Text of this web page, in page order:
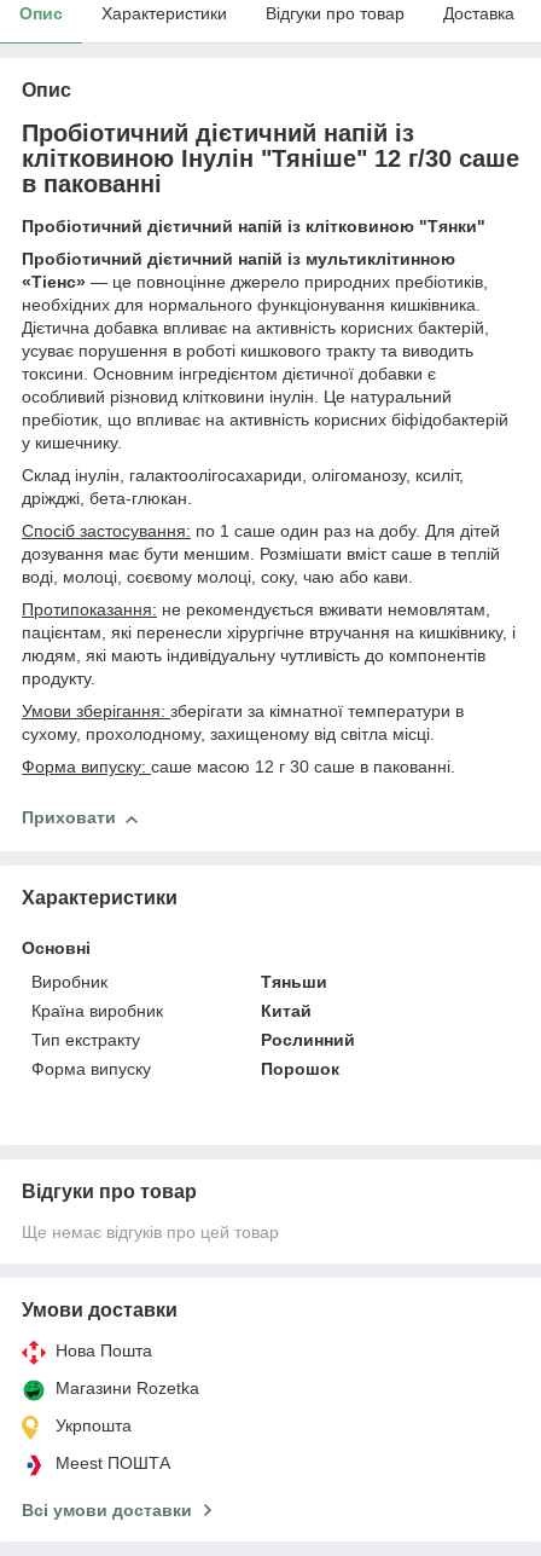
Опис Характеристики Відгуки про товар Доставка
Опис
Пробіотичний дієтичний напій із
клітковиною Інулін "Тяніше" 12 г/30 саше
в пакованні
Пробіотичний дієтичний напій із клітковиною "Тянки"
Пробіотичний дієтичний напій із мультиклітинною
«Тіенс» — це повноцінне джерело природних пребіотиків,
необхідних для нормального функціонування кишківника.
Дієтична добавка впливає на активність корисних бактерій,
усуває порушення в роботі кишкового тракту та виводить
токсини. Основним інгредієнтом дієтичної добавки є
особливий різновид клітковини інулін. Це натуральний
пребіотик, що впливає на активність корисних біфідобактерій
у кишечнику.
Склад інулін, галактоолігосахариди, олігоманозу, ксиліт,
дріжджі, бета-глюкан.
Спосіб застосування: по 1 саше один раз на добу. Для дітей
дозування має бути меншим. Розмішати вміст саше в теплій
воді, молоці, соєвому молоці, соку, чаю або кави.
Протипоказання: не рекомендується вживати немовлятам,
пацієнтам, які перенесли хірургічне втручання на кишківнику, і
людям, які мають індивідуальну чутливість до компонентів
продукту.
Умови зберігання: зберігати за кімнатної температури в
сухому, прохолодному, захищеному від світла місці.
Форма випуску: саше масою 12 г 30 саше в пакованні.
Приховати
Характеристики
Основні
Виробник
Тяньши
Країна виробник
Китай
Тип екстракту
Рослинний
Форма випуску
Порошок
Відгуки про товар
Ще немає відгуків про цей товар
Умови доставки
Нова Пошта
Магазини Rozetka
Укрпошта
Meest ПОШТА
Всі умови доставки